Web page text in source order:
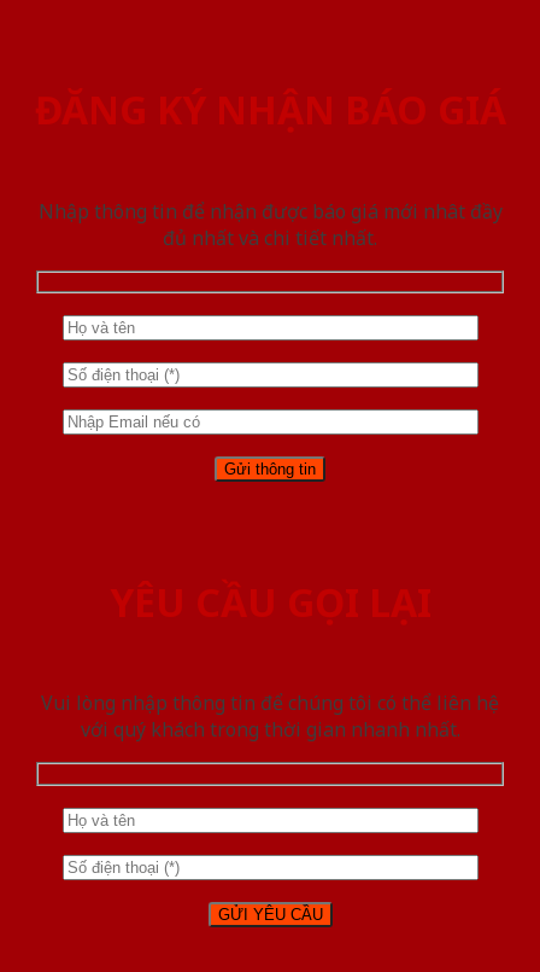
ĐĂNG KÝ NHẬN BÁO GIÁ
Nhập thông tin để nhận được báo giá mới nhât đầy
đủ nhất và chi tiết nhất.
YÊU CẦU GỌI LẠI
Vui lòng nhập thông tin để chúng tôi có thể liên hệ
với quý khách trong thời gian nhanh nhất.